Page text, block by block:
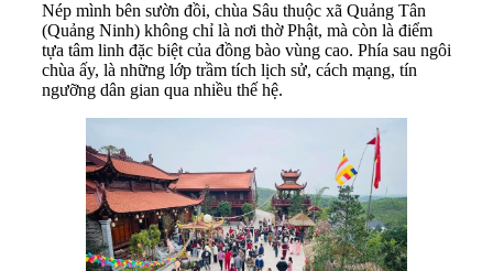
Nép mình bên sườn đồi, chùa Sâu thuộc xã Quảng Tân
(Quảng Ninh) không chỉ là nơi thờ Phật, mà còn là điểm
tựa tâm linh đặc biệt của đồng bào vùng cao. Phía sau ngôi
chùa ấy, là những lớp trầm tích lịch sử, cách mạng, tín
ngưỡng dân gian qua nhiều thế hệ.